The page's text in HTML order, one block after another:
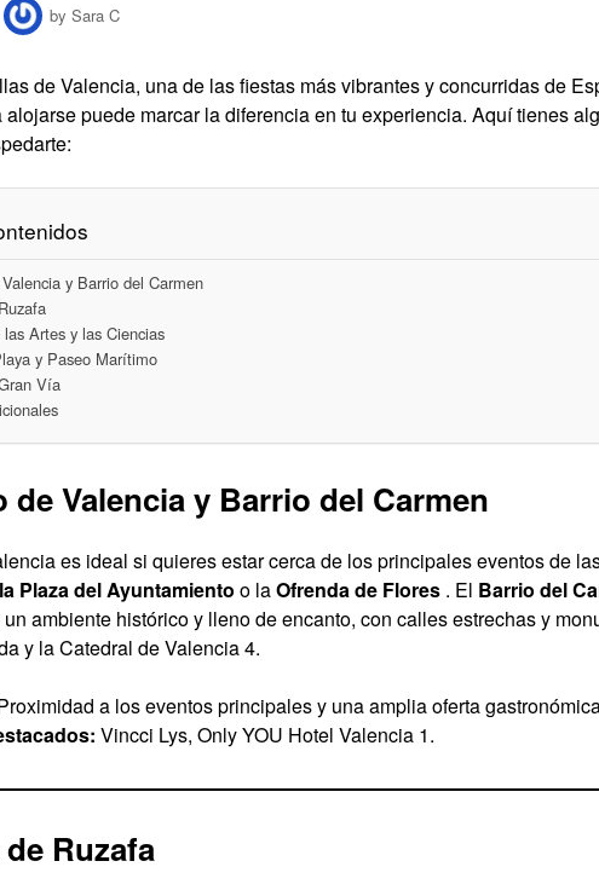
by Sara C
de Valencia, una de las fiestas más vibrantes y concurridas de
puede marcar la diferencia en tu experiencia. Aquí tienes
y Barrio del Carmen
Artes y las Ciencias
y Paseo Marítimo
Vía
de Valencia y Barrio del Carmen
es ideal si quieres estar cerca de los principales eventos de
Plaza del Ayuntamiento o laOfrenda de Flores . El Barrio del
ambiente histórico y lleno de encanto, con calles estrechas y
y la Catedral de Valencia 4.
a los eventos principales y una amplia oferta
Vincci Lys, Only YOU Hotel Valencia 1.
Ruzafa